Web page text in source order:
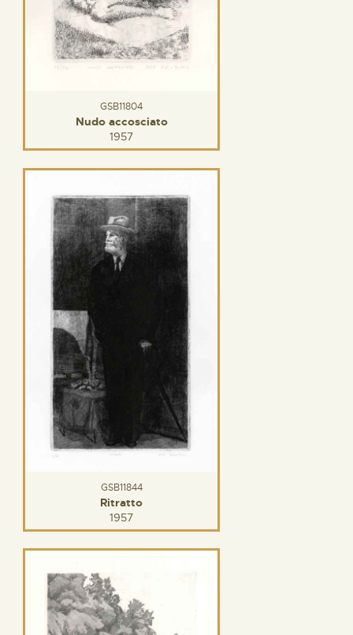
GSB11804
Nudo accosciato
1957
GSB11844
Ritratto
1957